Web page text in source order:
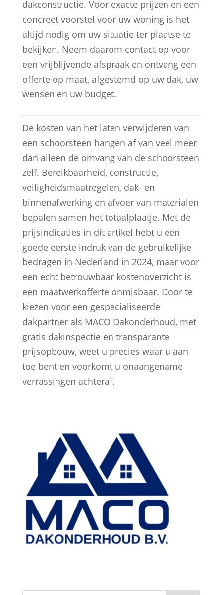
dakconstructie. Voor exacte prijzen en een
concreet voorstel voor uw woning is het
altijd nodig om uw situatie ter plaatse te
bekijken. Neem daarom contact op voor
een vrijblijvende afspraak en ontvang een
offerte op maat, afgestemd op uw dak, uw
wensen en uw budget.
De kosten van het laten verwijderen van
een schoorsteen hangen af van veel meer
dan alleen de omvang van de schoorsteen
zelf. Bereikbaarheid, constructie,
veiligheidsmaatregelen, dak- en
binnenafwerking en afvoer van materialen
bepalen samen het totaalplaatje. Met de
prijsindicaties in dit artikel hebt u een
goede eerste indruk van de gebruikelijke
bedragen in Nederland in 2024, maar voor
een echt betrouwbaar kostenoverzicht is
een maatwerkofferte onmisbaar. Door te
kiezen voor een gespecialiseerde
dakpartner als MACO Dakonderhoud, met
gratis dakinspectie en transparante
prijsopbouw, weet u precies waar u aan
toe bent en voorkomt u onaangename
verrassingen achteraf.